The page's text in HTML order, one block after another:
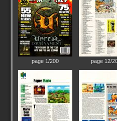
page 1/200 page 12/